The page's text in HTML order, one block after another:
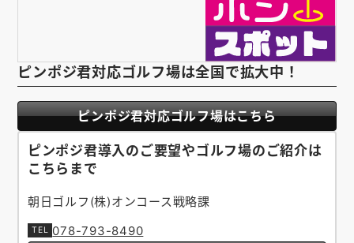
ピンポジ君対応ゴルフ場は全国で拡大中！
ピンポジ君対応ゴルフ場はこちら
ピンポジ君導入のご要望やゴルフ場のご紹介は
こちらまで
朝日ゴルフ(株)オンコース戦略課
078-793-8490